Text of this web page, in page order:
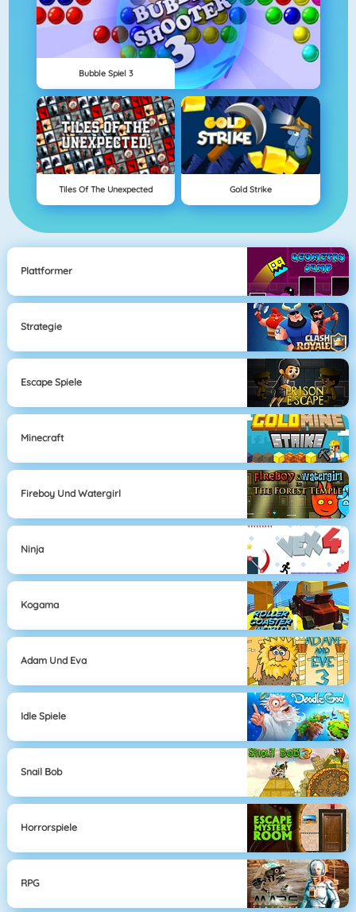
Bubble Spiel 3
Tiles Of The Unexpected Gold Strike
Plattformer
Strategie
Escape Spiele
Minecraft
Fireboy Und Watergirl
Ninja
Kogama
Adam Und Eva
Idle Spiele
Snail Bob
Horrorspiele
RPG